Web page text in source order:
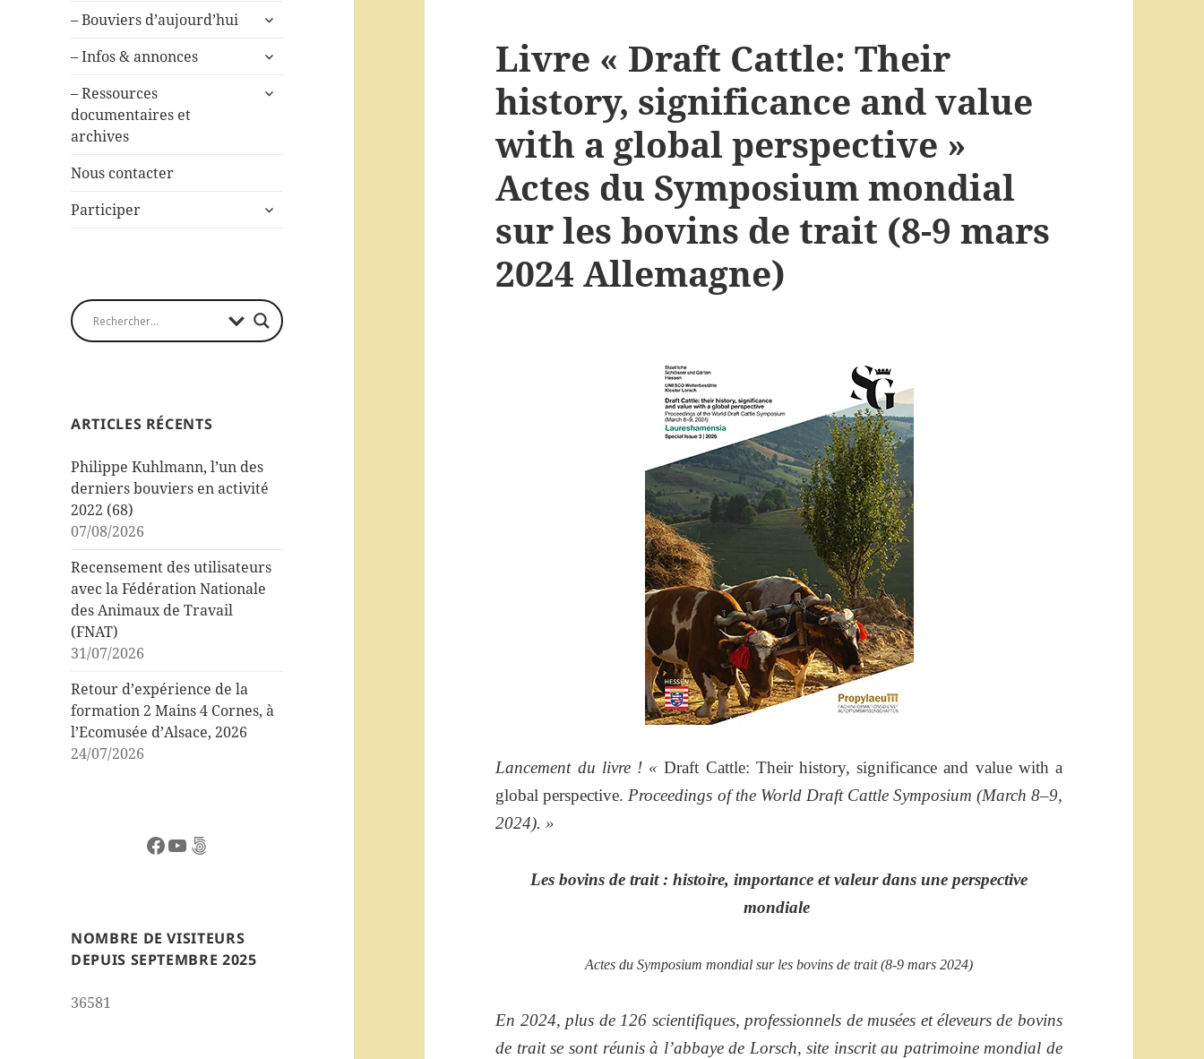
– Bouviers d’aujourd’hui
ouvrir
sous-
– Infos & annonces
ouvrir
sous-
– Ressources
documentaires et
archives
ouvrir
Nous contacter
Participer
ouvrir
ARTICLES RÉCENTS
Philippe Kuhlmann, l’un des
derniers bouviers en activité
2022 (68)
07/08/2026
Recensement des utilisateurs
avec la Fédération Nationale
des Animaux de Travail
(FNAT)
31/07/2026
Retour d’expérience de la
formation 2 Mains 4 Cornes, à
l’Ecomusée d’Alsace, 2026
24/07/2026
Facebook
YouTube
500px
NOMBRE DE VISITEURS
DEPUIS SEPTEMBRE 2025
36581
Livre « Draft Cattle: Their
history, significance and value
with a global perspective »
Actes du Symposium mondial
sur les bovins de trait (8-9 mars
2024 Allemagne)
Lancement du livre ! «Draft Cattle: Their history, significance and value with a
global perspective. Proceedings of the World Draft Cattle Symposium (March 8–9,
2024). »
Les bovins de trait : histoire, importance et valeur dans une perspective
mondiale
Actes du Symposium mondial sur les bovins de trait (8-9 mars 2024)
En 2024, plus de 126 scientifiques, professionnels de musées et éleveurs de bovins
de trait se sont réunis à l’abbaye de Lorsch, site inscrit au patrimoine mondial de